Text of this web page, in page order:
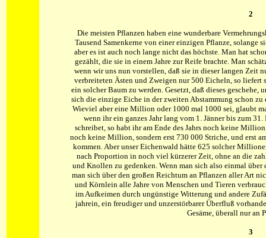
2
Die meisten Pflanzen haben eine wunderbare
Tausend Samenkerne von einer einzigen Pflanze, solange
aber es ist auch noch lange nicht das höchste. Man hat
gezählt, die sie in einem Jahre zur Reife brachte. Man
wenn wir uns nun vorstellen, daß sie in dieser langen Zeit
verbreiteten Ästen und Zweigen nur 500 Eicheln, so
ein solcher Baum zu werden. Gesetzt, daß dieses geschehe,
sich die einzige Eiche in der zweiten Abstammung schon
Wieviel aber eine Million oder 1000 mal 1000 sei, glaubt
wenn ihr ein ganzes Jahr lang vom 1. Jänner bis zum
schreibet, so habt ihr am Ende des Jahrs noch keine
noch keine Million, sondern erst 730 000 Striche, und erst
kommen. Aber unser Eichenwald hätte 625 solcher
nach Proportion in noch viel kürzerer Zeit, ohne an die
und Knollen zu gedenken. Wenn man sich also einmal
man sich über den großen Reichtum an Pflanzen aller Art
und Körnlein alle Jahre von Menschen und Tieren
im Aufkeimen durch ungünstige Witterung und andere
jahrein, ein freudiger und unzerstörbarer Überfluß
Gesäme, überall nur an
3